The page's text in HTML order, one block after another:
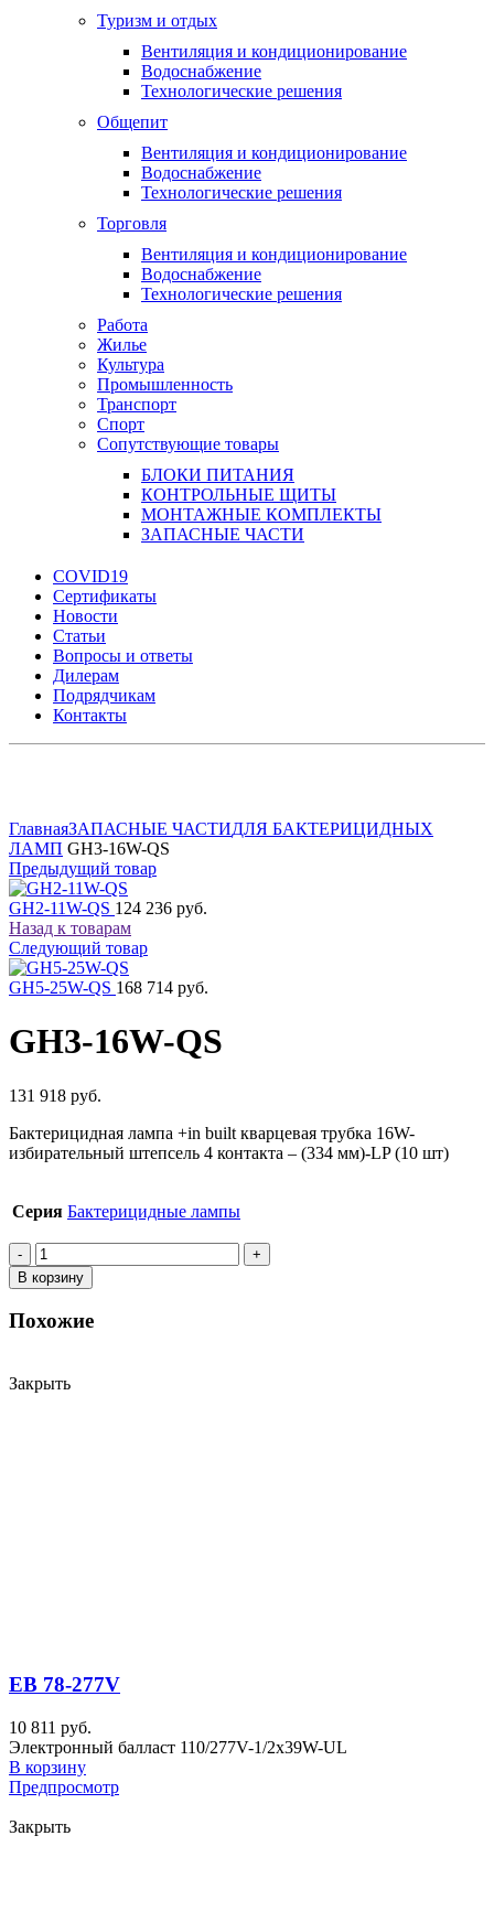
Туризм и отдых
Вентиляция и кондиционирование
Водоснабжение
Технологические решения
Общепит
Вентиляция и кондиционирование
Водоснабжение
Технологические решения
Торговля
Вентиляция и кондиционирование
Водоснабжение
Технологические решения
Работа
Жилье
Культура
Промышленность
Транспорт
Спорт
Сопутствующие товары
БЛОКИ ПИТАНИЯ
КОНТРОЛЬНЫЕ ЩИТЫ
МОНТАЖНЫЕ КОМПЛЕКТЫ
ЗАПАСНЫЕ ЧАСТИ
COVID19
Сертификаты
Новости
Статьи
Вопросы и ответы
Дилерам
Подрядчикам
Контакты
ГлавнаяЗАПАСНЫЕ ЧАСТИДЛЯ БАКТЕРИЦИДНЫХ
ЛАМП GH3-16W-QS
Предыдущий товар
GH2-11W-QS 124 236 руб.
Назад к товарам
Следующий товар
GH5-25W-QS 168 714 руб.
GH3-16W-QS
131 918 руб.
Бактерицидная лампа +in built кварцевая трубка 16W-
избирательный штепсель 4 контакта – (334 мм)-LP (10 шт)
Серия Бактерицидные лампы
Количество
товара
GH3-
QS
В корзину
Похожие
Закрыть
EB 78-277V
10 811 руб.
Электронный балласт 110/277V-1/2x39W-UL
В корзину
Предпросмотр
Закрыть